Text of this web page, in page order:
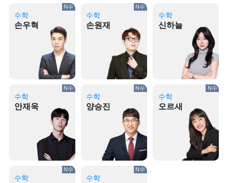
수학
손우혁
N수
수학
손원재
N수
수학
신하늘
수학
안재욱
N수
수학
양승진
N수
수학
오르새
N수
수학
N수
수학
N수